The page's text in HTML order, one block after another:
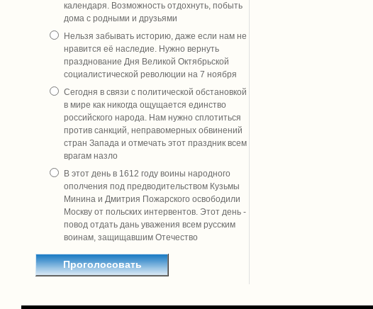
календаря. Возможность отдохнуть, побыть
дома с родными и друзьями
Нельзя забывать историю, даже если нам не
нравится её наследие. Нужно вернуть
празднование Дня Великой Октябрьской
социалистической революции на 7 ноября
Сегодня в связи с политической обстановкой
в мире как никогда ощущается единство
российского народа. Нам нужно сплотиться
против санкций, неправомерных обвинений
стран Запада и отмечать этот праздник всем
врагам назло
В этот день в 1612 году воины народного
ополчения под предводительством Кузьмы
Минина и Дмитрия Пожарского освободили
Москву от польских интервентов. Этот день -
повод отдать дань уважения всем русским
воинам, защищавшим Отечество